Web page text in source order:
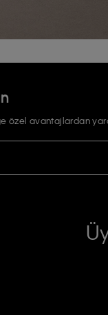
özel avantajlardan
kişisel verilerimin Calvin